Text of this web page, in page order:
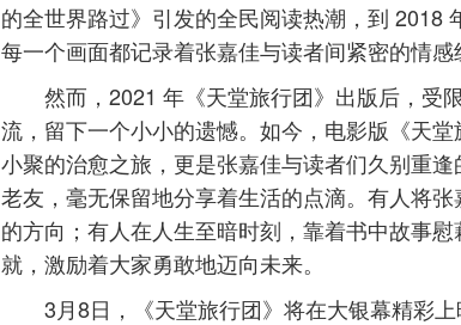
的全世界路过》引发的全民阅读热潮，到 2018
每一个画面都记录着张嘉佳与读者间紧密的情感
然而，2021 年《天堂旅行团》出版后，受
流，留下一个小小的遗憾。如今，电影版《天
小聚的治愈之旅，更是张嘉佳与读者们久别重
老友，毫无保留地分享着生活的点滴。有人将
的方向；有人在人生至暗时刻，靠着书中故事
就，激励着大家勇敢地迈向未来。
3月8日，《天堂旅行团》将在大银幕精彩